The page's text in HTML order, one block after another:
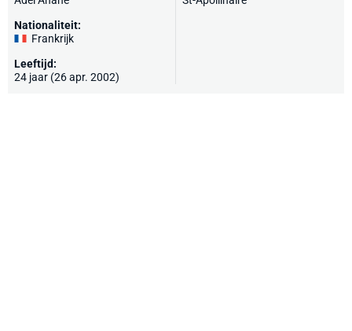
Nationaliteit:
Frankrijk
Leeftijd:
24 jaar (26 apr. 2002)